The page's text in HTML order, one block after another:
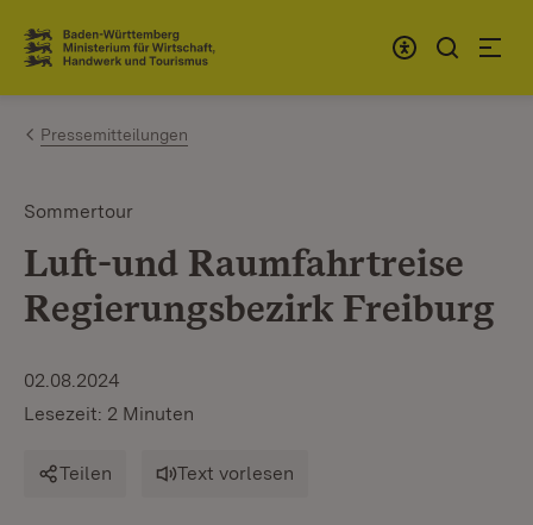
Zum Inhalt springen
Link zur Startseite
Pressemitteilungen
Sommertour
Luft-und Raumfahrtreise
Regierungsbezirk Freiburg
02.08.2024
Lesezeit: 2 Minuten
Teilen Text vorlesen